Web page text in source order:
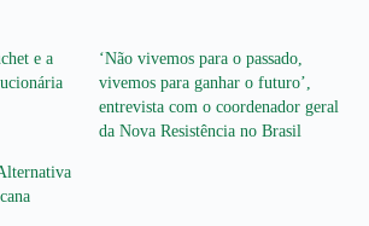
e a
‘Não vivemos para o passado,
vivemos para ganhar o futuro’,
entrevista com o coordenador geral
da Nova Resistência no Brasil